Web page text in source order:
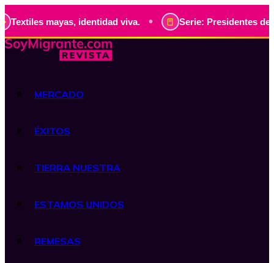
mayas, identidad viva. • Serie: Presidentes de
MERCADO
ÉXITOS
TIERRA NUESTRA
ESTAMOS UNIDOS
REMESAS